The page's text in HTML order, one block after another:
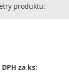
přední český výrobce
produktu:
DPH za ks: